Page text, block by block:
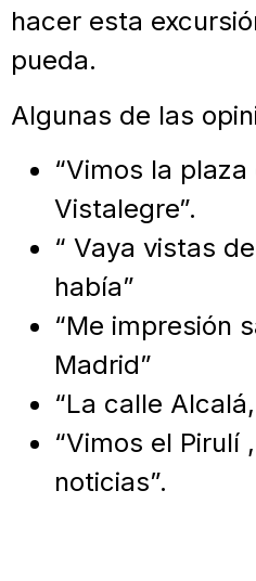
hacer esta
pueda.
Algunas de las
“Vimos la
Vistalegre”.
“ Vaya vistas
había”
“Me impresión
Madrid”
“La calle
“Vimos el Pirulí
noticias”.